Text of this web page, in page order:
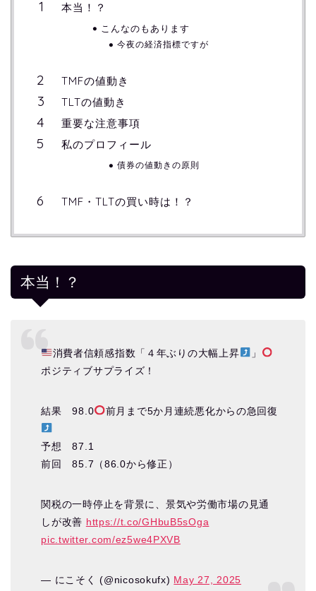
本当！？
こんなのもあります
今夜の経済指標ですが
TMFの値動き
TLTの値動き
重要な注意事項
私のプロフィール
債券の値動きの原則
TMF・TLTの買い時は！？
本当！？
消費者信頼感指数「４年ぶりの大幅上昇
」
ポジティブサプライズ！
結果 98.0 前月まで5か月連続悪化からの急回復
予想 87.1
前回 85.7（86.0から修正）
関税の一時停止を背景に、景気や労働市場の見通
しが改善 https://t.co/GHbuB5sOga
pic.twitter.com/ez5we4PXVB
— にこそく (@nicosokufx) May 27, 2025